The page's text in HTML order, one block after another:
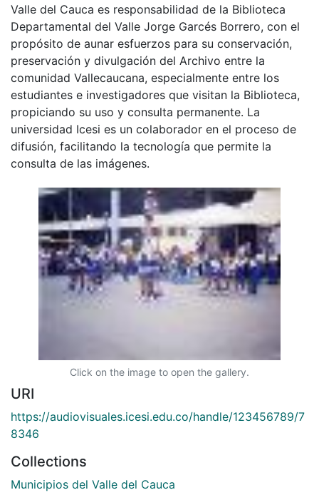
Valle del Cauca es responsabilidad de la Biblioteca
Departamental del Valle Jorge Garcés Borrero, con el
propósito de aunar esfuerzos para su conservación,
preservación y divulgación del Archivo entre la
comunidad Vallecaucana, especialmente entre los
estudiantes e investigadores que visitan la Biblioteca,
propiciando su uso y consulta permanente. La
universidad Icesi es un colaborador en el proceso de
difusión, facilitando la tecnología que permite la
consulta de las imágenes.
Click on the image to open the gallery.
URI
https://audiovisuales.icesi.edu.co/handle/123456789/7
8346
Collections
Municipios del Valle del Cauca